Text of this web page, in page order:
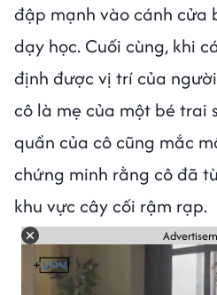
đập mạnh vào cánh cửa
dạy học. Cuối cùng, khi
định được vị trí của
cô là mẹ của một bé trai
quần của cô cũng mắc
chứng minh rằng cô đã
khu vực cây cối rậm rạp.